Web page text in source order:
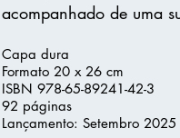
acompanhado de uma
Capa dura
Formato ​20 x 26 cm
ISBN 978-65-89241-42-3
92 páginas
Lançamento: Setembro 2025